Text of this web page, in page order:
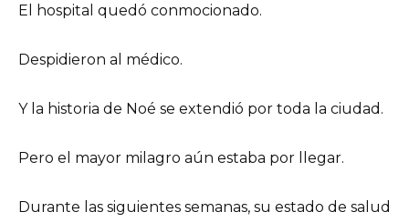
El hospital quedó conmocionado.
Despidieron al médico.
Y la historia de Noé se extendió por toda la ciudad.
Pero el mayor milagro aún estaba por llegar.
Durante las siguientes semanas, su estado de salud